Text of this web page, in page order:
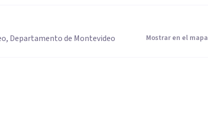
Departamento de Montevideo
Mostrar en el mapa